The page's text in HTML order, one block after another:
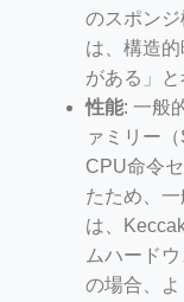
のスポン
は、構造
がある」と
性能: 一般
ァミリー
CPU命令
たため、
は、
ムハード
の場合、よ